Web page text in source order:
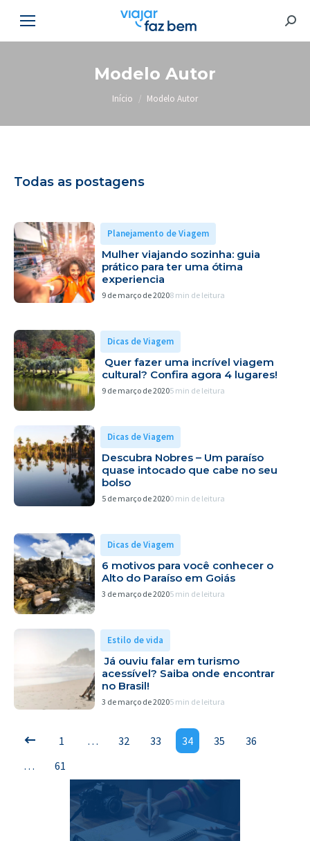
Modelo Autor
Você está aqui:
Início Modelo Autor
Todas as postagens
Planejamento de Viagem
Mulher viajando sozinha: guia
prático para ter uma ótima
experiencia
9 de março de 20208 min de leitura
Dicas de Viagem
Quer fazer uma incrível viagem
cultural? Confira agora 4 lugares!
9 de março de 20205 min de leitura
Dicas de Viagem
Descubra Nobres – Um paraíso
quase intocado que cabe no seu
bolso
5 de março de 20200 min de leitura
Dicas de Viagem
6 motivos para você conhecer o
Alto do Paraíso em Goiás
3 de março de 20205 min de leitura
Estilo de vida
Já ouviu falar em turismo
acessível? Saiba onde encontrar
no Brasil!
3 de março de 20205 min de leitura
1 … 32 33 34 35
36
…
61